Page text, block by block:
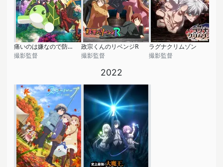
痛いのは嫌なので防御力に極振りしたいと思います。2
撮影監督
政宗くんのリベンジR
撮影監督
ラグナクリムゾン
撮影監督
2022